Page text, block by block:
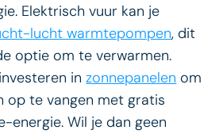
Elektrisch vuur kan je
lucht warmtepompen, dit
optie om te verwarmen.
inzonnepanelen om
op te vangen met gratis
energie. Wil je dan geen